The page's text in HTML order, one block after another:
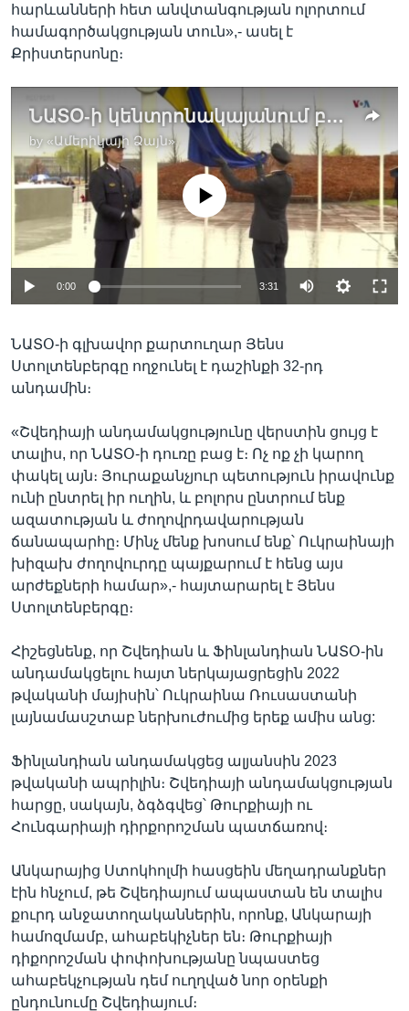
հարևանների հետ անվտանգության ոլորտում
համագործակցության տուն»,- ասել է
Քրիստերսոնը։
ՆԱՏՕ-ի կենտրոնակայանում բարձրացվել է Շվեդիայի դրոշը
by «Ամերիկայի Ձայն»
No media source currently available
0:00 3:31
ՆԱՏՕ-ի գլխավոր քարտուղար Յենս
Ստոլտենբերգը ողջունել է դաշինքի 32-րդ
անդամին։
«Շվեդիայի անդամակցությունը վերստին ցույց է
տալիս, որ ՆԱՏՕ-ի դուռը բաց է։ Ոչ ոք չի կարող
փակել այն։ Յուրաքանչյուր պետություն իրավունք
ունի ընտրել իր ուղին, և բոլորս ընտրում ենք
ազատության և ժողովրդավարության
ճանապարհը։ Մինչ մենք խոսում ենք՝ Ուկրաինայի
խիզախ ժողովուրդը պայքարում է հենց այս
արժեքների համար»,- հայտարարել է Յենս
Ստոլտենբերգը։
Հիշեցնենք, որ Շվեդիան և Ֆինլանդիան ՆԱՏՕ-ին
անդամակցելու հայտ ներկայացրեցին 2022
թվականի մայիսին՝ Ուկրաինա Ռուսաստանի
լայնամասշտաբ ներխուժումից երեք ամիս անց:
Ֆինլանդիան անդամակցեց ալյանսին 2023
թվականի ապրիլին։ Շվեդիայի անդամակցության
հարցը, սակայն, ձգձգվեց՝ Թուրքիայի ու
Հունգարիայի դիրքորոշման պատճառով։
Անկարայից Ստոկհոլմի հասցեին մեղադրանքներ
էին հնչում, թե Շվեդիայում ապաստան են տալիս
քուրդ անջատողականներին, որոնք, Անկարայի
համոզմամբ, ահաբեկիչներ են։ Թուրքիայի
դիքորոշման փոփոխությանը նպաստեց
ահաբեկչության դեմ ուղղված նոր օրենքի
ընդունումը Շվեդիայում։